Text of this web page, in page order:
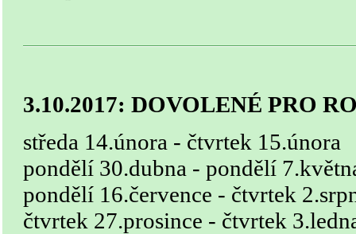
3.10.2017: DOVOLENÉ PRO
středa 14.února - čtvrtek 15.února
pondělí 30.dubna - pondělí
pondělí 16.července - čtvrtek
čtvrtek 27.prosince - čtvrtek